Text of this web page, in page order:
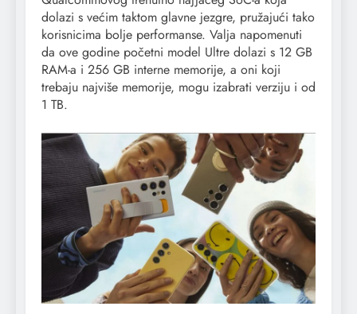
dolazi s većim taktom glavne jezgre, pružajući tako
korisnicima bolje performanse. Valja napomenuti
da ove godine početni model Ultre dolazi s 12 GB
RAM-a i 256 GB interne memorije, a oni koji
trebaju najviše memorije, mogu izabrati verziju i od
1 TB.